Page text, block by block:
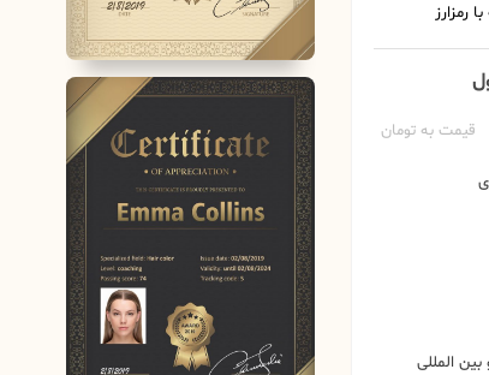
قیمت به تومان
المللی